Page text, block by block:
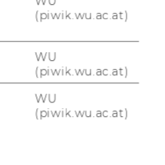
(piwik.wu.ac.at)
WU
(piwik.wu.ac.at)
WU
(piwik.wu.ac.at)